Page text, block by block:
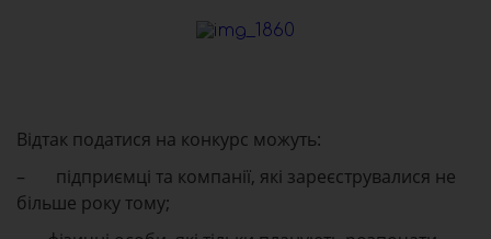
Відтак податися на конкурс можуть:
– підприємці та компанії, які зареєструвалися не
більше року тому;